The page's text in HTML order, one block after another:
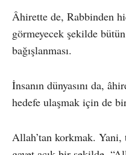
Âhirette de, Rabbinden
görmeyecek şekilde
bağışlanması.
İnsanın dünyasını da,
hedefe ulaşmak için de
Allah’tan korkmak.